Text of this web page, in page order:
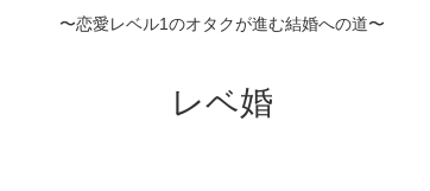
〜恋愛レベル1のオタクが進む結婚への道〜
レベ婚